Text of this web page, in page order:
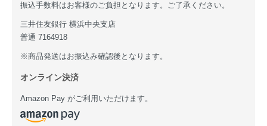
振込手数料はお客様のご負担となります。ご了承ください。
三井住友銀行 横浜中央支店
普通 7164918
※商品発送はお振込み確認後となります。
オンライン決済
Amazon Pay がご利用いただけます。